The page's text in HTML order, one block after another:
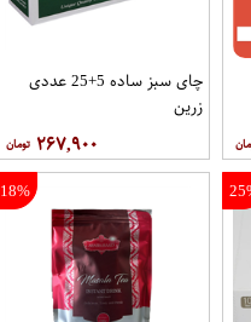
چای سبز ساده 5+25 عددی
زرین
۲۶۷,۹۰۰
18%